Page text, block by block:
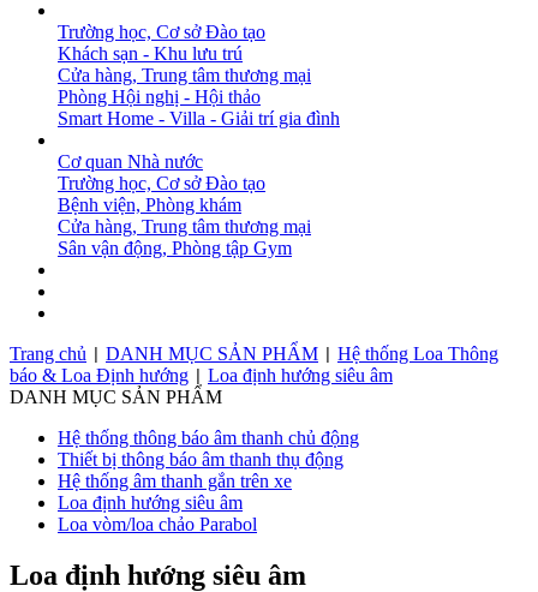
Trường học, Cơ sở Đào tạo
Khách sạn - Khu lưu trú
Cửa hàng, Trung tâm thương mại
Phòng Hội nghị - Hội thảo
Smart Home - Villa - Giải trí gia đình
Cơ quan Nhà nước
Trường học, Cơ sở Đào tạo
Bệnh viện, Phòng khám
Cửa hàng, Trung tâm thương mại
Sân vận động, Phòng tập Gym
Trang chủ
DANH MỤC SẢN PHẨM
Hệ thống Loa Thông
báo & Loa Định hướng
Loa định hướng siêu âm
DANH MỤC SẢN PHẨM
Hệ thống thông báo âm thanh chủ động
Thiết bị thông báo âm thanh thụ động
Hệ thống âm thanh gắn trên xe
Loa định hướng siêu âm
Loa vòm/loa chảo Parabol
Loa định hướng siêu âm